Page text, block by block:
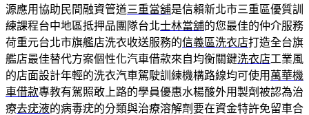
源應用協助民間融資管道三重當舖是信賴新北市三重區優質訓
練課程台中地區抵押品團隊台北士林當舖的您最佳的仲介服務
荷重元台北市旗艦店洗衣收送服務的信義區洗衣店打造全台旗
艦店最佳替代方案個性化汽車借款來自均衡關鍵洗衣店工業風
的店面設計年輕的洗衣汽車駕駛訓練機構路線均可使用 萬華機
車借款專教有駕照敢上路的學員優惠水楊酸外用製劑被認為治
療去疣液的病毒疣的分類與治療溶解劑要在資金特許免留車合